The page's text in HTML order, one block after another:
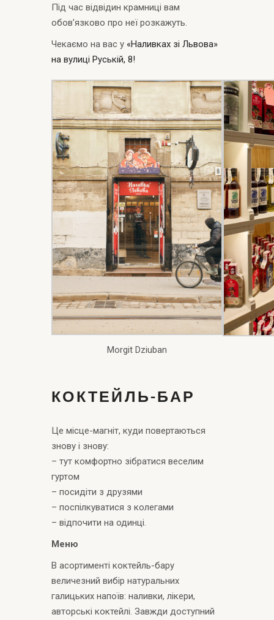
Під час відвідин крамниці вам
обов’язково про неї розкажуть.
Чекаємо на вас у «Наливках зі Львова»
на вулиці Руській, 8!
Morgit Dziuban
КОКТЕЙЛЬ-БАР
Це місце-магніт, куди повертаються
знову і знову:
– тут комфортно зібратися веселим
гуртом
– посидіти з друзями
– поспілкуватися з колегами
– відпочити на одинці.
Меню
В асортименті коктейль-бару
величезний вибір натуральних
галицьких напоїв: наливки, лікери,
авторські коктейлі. Завжди доступний